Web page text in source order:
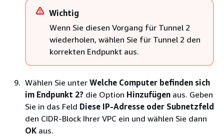
Wichtig
Wenn Sie diesen Vorgang für Tunnel 2
wiederholen, wählen Sie für Tunnel 2 den
korrekten Endpunkt aus.
Wählen Sie unter Welche Computer befinden sich
im Endpunkt 2? die Option Hinzufügen aus. Geben
Sie in das Feld Diese IP-Adresse oder Subnetzfeld
den CIDR-Block Ihrer VPC ein und wählen Sie dann
OK aus.